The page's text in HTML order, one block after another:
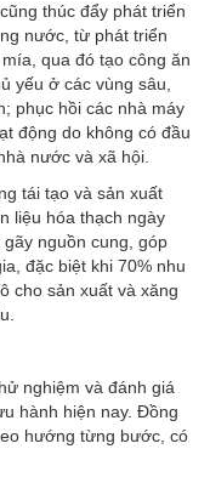
thúc đẩy phát triển
nước, từ phát triển
qua đó tạo công ăn
yếu ở các vùng sâu,
phục hồi các nhà máy
động do không có đầu
nước và xã hội.
tái tạo và sản xuất
liệu hóa thạch ngày
nguồn cung, góp
đặc biệt khi 70% nhu
cho sản xuất và xăng
nghiệm và đánh giá
hành hiện nay. Đồng
hướng từng bước, có